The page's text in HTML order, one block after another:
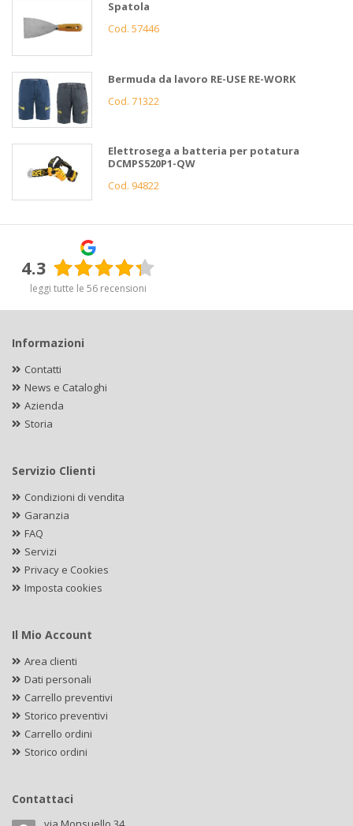
Spatola
Cod. 57446
Bermuda da lavoro RE-USE RE-WORK
Cod. 71322
Elettrosega a batteria per potatura
DCMPS520P1-QW
Cod. 94822
4.3
leggi tutte le 56 recensioni
Informazioni
Contatti
News e Cataloghi
Azienda
Storia
Servizio Clienti
Condizioni di vendita
Garanzia
FAQ
Servizi
Privacy e Cookies
Imposta cookies
Il Mio Account
Area clienti
Dati personali
Carrello preventivi
Storico preventivi
Carrello ordini
Storico ordini
Contattaci